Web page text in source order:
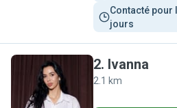
Contacté pour
jours
I
2. Ivanna
2.1 km